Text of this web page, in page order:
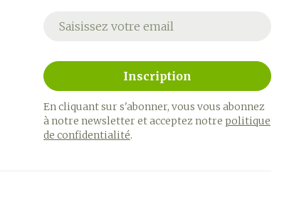
Adresse mail
Inscription
En cliquant sur s'abonner, vous vous abonnez
à notre newsletter et acceptez notrepolitique
de confidentialité.